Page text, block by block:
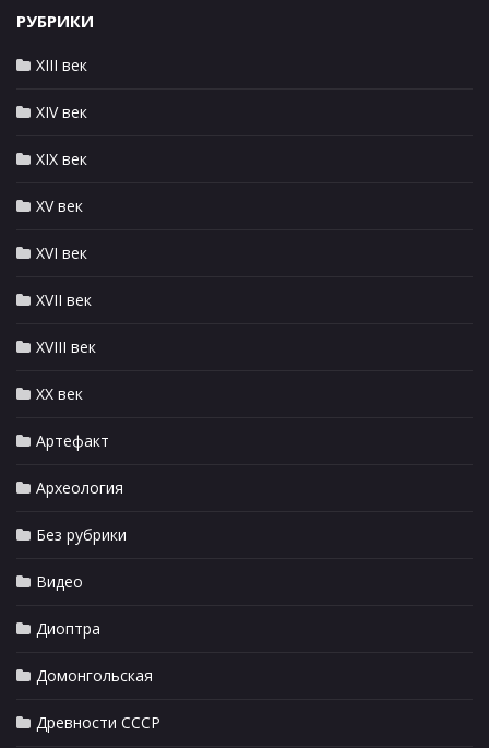
РУБРИКИ
XIII век
XIV век
XIX век
XV век
XVI век
XVII век
XVIII век
XX век
Артефакт
Археология
Без рубрики
Видео
Диоптра
Домонгольская
Древности СССР